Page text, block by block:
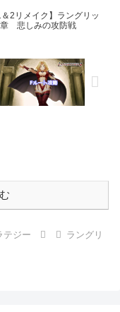
＆2リメイク】ラングリッ
悲しみの攻防戦
テジー
ラングリ